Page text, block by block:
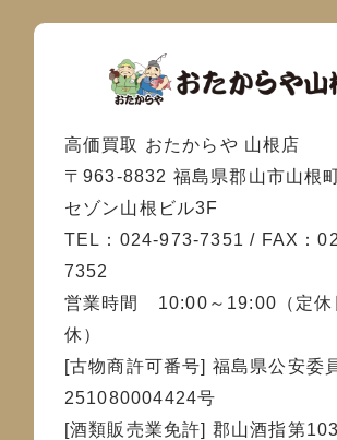
高価買取 おたからや 山根店
〒963-8832 福島県郡山市山根
セゾン山根ビル3F
TEL：024-973-7351 / FAX：
7352
営業時間 10:00～19:00（定休
休）
[古物商許可番号] 福島県公安委
251080004424号
[酒類販売業免許] 郡山酒指第